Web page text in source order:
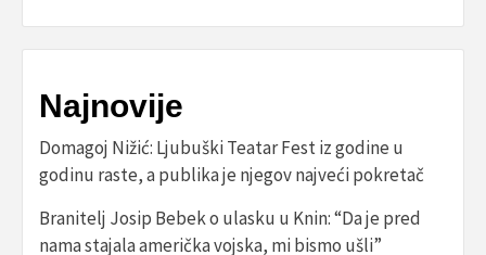
Najnovije
Domagoj Nižić: Ljubuški Teatar Fest iz godine u
godinu raste, a publika je njegov najveći pokretač
Branitelj Josip Bebek o ulasku u Knin: “Da je pred
nama stajala američka vojska, mi bismo ušli”